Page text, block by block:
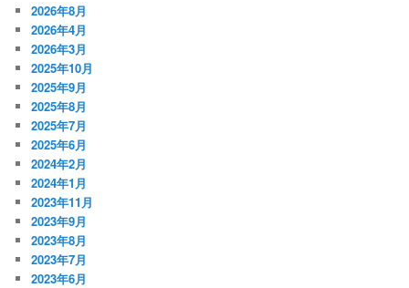
2026年8月
2026年4月
2026年3月
2025年10月
2025年9月
2025年8月
2025年7月
2025年6月
2024年2月
2024年1月
2023年11月
2023年9月
2023年8月
2023年7月
2023年6月